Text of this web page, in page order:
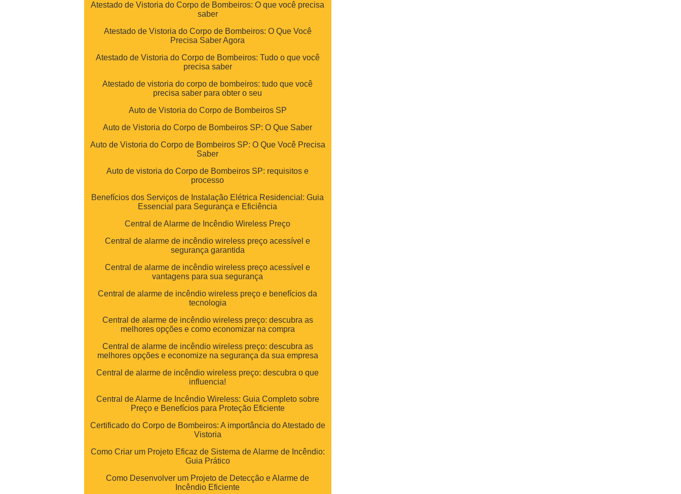
Atestado de Vistoria do Corpo de Bombeiros: O que você precisa
saber
Atestado de Vistoria do Corpo de Bombeiros: O Que Você
Precisa Saber Agora
Atestado de Vistoria do Corpo de Bombeiros: Tudo o que você
precisa saber
Atestado de vistoria do corpo de bombeiros: tudo que você
precisa saber para obter o seu
Auto de Vistoria do Corpo de Bombeiros SP
Auto de Vistoria do Corpo de Bombeiros SP: O Que Saber
Auto de Vistoria do Corpo de Bombeiros SP: O Que Você Precisa
Saber
Auto de vistoria do Corpo de Bombeiros SP: requisitos e
processo
Benefícios dos Serviços de Instalação Elétrica Residencial: Guia
Essencial para Segurança e Eficiência
Central de Alarme de Incêndio Wireless Preço
Central de alarme de incêndio wireless preço acessível e
segurança garantida
Central de alarme de incêndio wireless preço acessível e
vantagens para sua segurança
Central de alarme de incêndio wireless preço e benefícios da
tecnologia
Central de alarme de incêndio wireless preço: descubra as
melhores opções e como economizar na compra
Central de alarme de incêndio wireless preço: descubra as
melhores opções e economize na segurança da sua empresa
Central de alarme de incêndio wireless preço: descubra o que
influencia!
Central de Alarme de Incêndio Wireless: Guia Completo sobre
Preço e Benefícios para Proteção Eficiente
Certificado do Corpo de Bombeiros: A importância do Atestado de
Vistoria
Como Criar um Projeto Eficaz de Sistema de Alarme de Incêndio:
Guia Prático
Como Desenvolver um Projeto de Detecção e Alarme de
Incêndio Eficiente